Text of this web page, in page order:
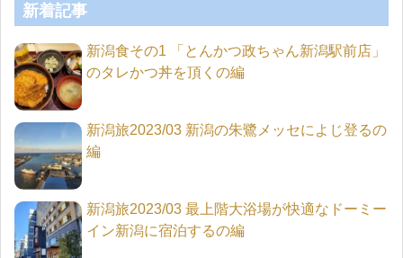
新着記事
新潟食その1 「とんかつ政ちゃん新潟駅前店」
のタレかつ丼を頂くの編
新潟旅2023/03 新潟の朱鷺メッセによじ登るの
編
新潟旅2023/03 最上階大浴場が快適なドーミー
イン新潟に宿泊するの編